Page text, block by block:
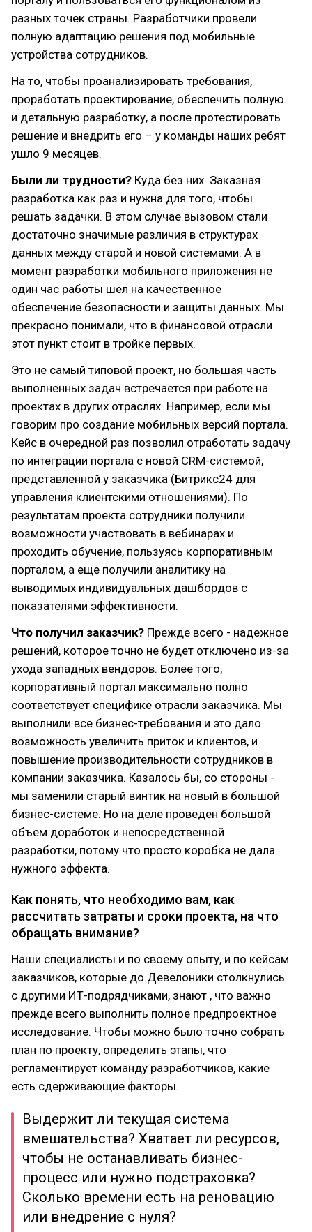
разных точек страны. Разработчики провели
полную адаптацию решения под мобильные
устройства сотрудников.
На то, чтобы проанализировать требования,
проработать проектирование, обеспечить полную
и детальную разработку, а после протестировать
решение и внедрить его – у команды наших ребят
ушло 9 месяцев.
Были ли трудности? Куда без них. Заказная
разработка как раз и нужна для того, чтобы
решать задачки. В этом случае вызовом стали
достаточно значимые различия в структурах
данных между старой и новой системами. А в
момент разработки мобильного приложения не
один час работы шел на качественное
обеспечение безопасности и защиты данных. Мы
прекрасно понимали, что в финансовой отрасли
этот пункт стоит в тройке первых.
Это не самый типовой проект, но большая часть
выполненных задач встречается при работе на
проектах в других отраслях. Например, если мы
говорим про создание мобильных версий портала.
Кейс в очередной раз позволил отработать задачу
по интеграции портала с новой CRM-системой,
представленной у заказчика (Битрикс24 для
управления клиентскими отношениями). По
результатам проекта сотрудники получили
возможности участвовать в вебинарах и
проходить обучение, пользуясь корпоративным
порталом, а еще получили аналитику на
выводимых индивидуальных дашбордов с
показателями эффективности.
Что получил заказчик? Прежде всего - надежное
решений, которое точно не будет отключено из-за
ухода западных вендоров. Более того,
корпоративный портал максимально полно
соответствует специфике отрасли заказчика. Мы
выполнили все бизнес-требования и это дало
возможность увеличить приток и клиентов, и
повышение производительности сотрудников в
компании заказчика. Казалось бы, со стороны -
мы заменили старый винтик на новый в большой
бизнес-системе. Но на деле проведен большой
объем доработок и непосредственной
разработки, потому что просто коробка не дала
нужного эффекта.
Как понять, что необходимо вам, как
рассчитать затраты и сроки проекта, на что
обращать внимание?
Наши специалисты и по своему опыту, и по кейсам
заказчиков, которые до Девелоники столкнулись
с другими ИТ-подрядчиками, знают , что важно
прежде всего выполнить полное предпроектное
исследование. Чтобы можно было точно собрать
план по проекту, определить этапы, что
регламентирует команду разработчиков, какие
есть сдерживающие факторы.
Выдержит ли текущая система
вмешательства? Хватает ли ресурсов,
чтобы не останавливать бизнес-
процесс или нужно подстраховка?
Сколько времени есть на реновацию
или внедрение с нуля?